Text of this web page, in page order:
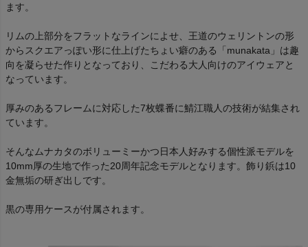
ます。
リムの上部分をフラットなラインによせ、王道のウェリントンの形
からスクエアっぽい形に仕上げたちょい癖のある「munakata」は趣
向を凝らせた作りとなっており、こだわる大人向けのアイウェアと
なっています。
厚みのあるフレームに対応した7枚蝶番に鯖江職人の技術が結集され
ています。
そんなムナカタのボリューミーかつ日本人好みする個性派モデルを
10mm厚の生地で作った20周年記念モデルとなります。飾り鋲は10
金無垢の研ぎ出しです。
黒の専用ケースが付属されます。